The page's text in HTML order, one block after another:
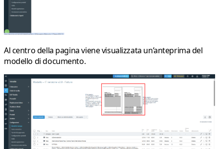
Al centro della pagina viene visualizzata un’anteprima del
modello di documento.